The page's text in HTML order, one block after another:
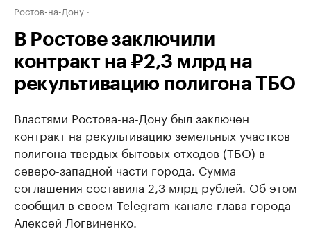
Ростов-на-Дону
В Ростове заключили
контракт на ₽2,3 млрд на
рекультивацию полигона ТБО
Властями Ростова-на-Дону был заключен
контракт на рекультивацию земельных участков
полигона твердых бытовых отходов (ТБО) в
северо-западной части города. Сумма
соглашения составила 2,3 млрд рублей. Об этом
сообщил в своем Telegram-канале глава города
Алексей Логвиненко.